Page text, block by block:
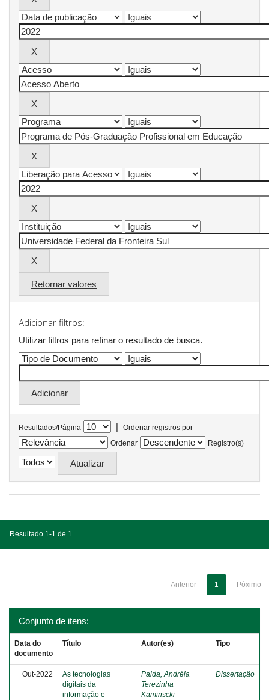
Retornar valores
Adicionar filtros:
Utilizar filtros para refinar o resultado de busca.
Resultados/Página |
Ordenar registros por
Ordenar
Registro(s)
Resultado 1-1 de 1.
Anterior 1 Póximo
Conjunto de itens:
Data do
documento
Título Autor(es) Tipo
Out-2022
As tecnologias
digitais da
informação e
Paida, Andréia
Terezinha
Kaminscki
Dissertação